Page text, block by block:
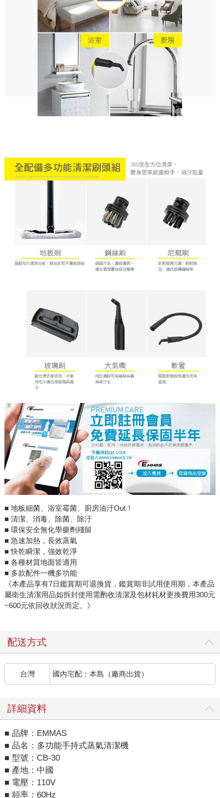
■ 地板細菌、浴室霉菌、廚房油汙Out！
■ 清潔、消毒、除菌、除汙
■ 環保安全無化學藥劑殘留
■ 急速加熱，長效蒸氣
■ 快乾瞬潔，強效乾淨
■ 各種材質地面皆適用
■ 多款配件一機多功能
《本產品享有7日鑑賞期可退換貨，鑑賞期非試用使用期，本產品
屬衛生清潔用品如拆封使用需酌收清潔及包材耗材更換費用300元
~600元依回收狀況而定。》
配送方式
台灣 國內宅配：本島（廠商出貨）
詳細資料
■ 品牌：EMMAS
■ 品名：多功能手持式蒸氣清潔機
■ 型號：CB-30
■ 產地：中國
■ 電壓：110V
■ 頻率：60Hz